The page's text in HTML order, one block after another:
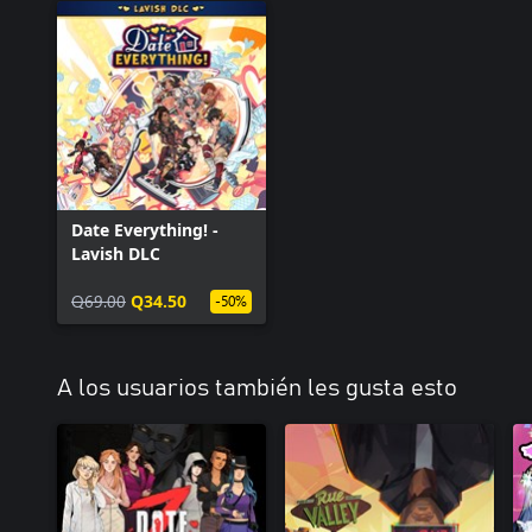
Date Everything! -
Lavish DLC
Q69.00 Q34.50 -50%
A los usuarios también les gusta esto